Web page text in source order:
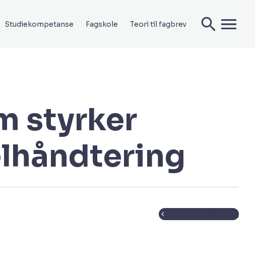
Studiekompetanse Fagskole Teori til fagbrev
styrker
Tilbake til Aktuelt